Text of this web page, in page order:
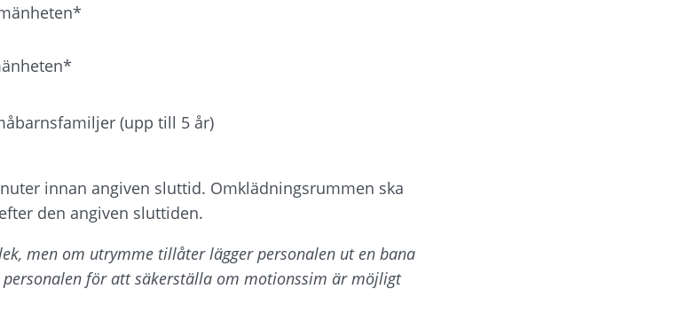
(upp till 5 år)
innan angiven sluttid. Omklädningsrummen ska
den angiven sluttiden.
men om utrymme tillåter lägger personalen ut en bana
för att säkerställa om motionssim är möjligt